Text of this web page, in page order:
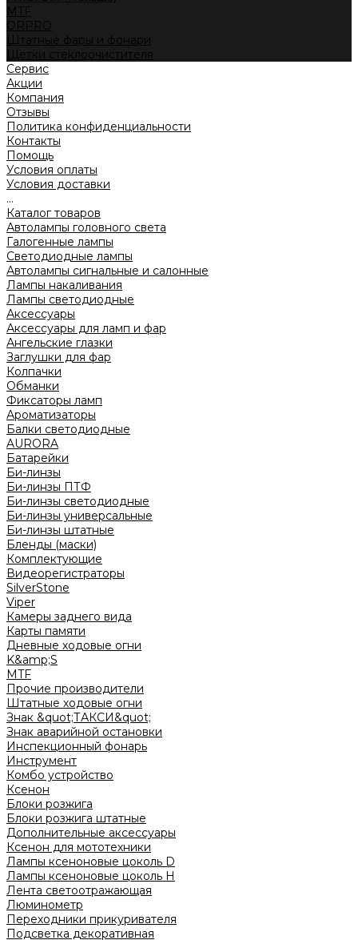
MTF
ORPRO
Штатные фары и фонари
Щетки стеклоочистителя
Сервис
Акции
Компания
Отзывы
Политика конфиденциальности
Контакты
Помощь
Условия оплаты
Условия доставки
...
Каталог товаров
Автолампы головного света
Галогенные лампы
Светодиодные лампы
Автолампы сигнальные и салонные
Лампы накаливания
Лампы светодиодные
Аксессуары
Аксессуары для ламп и фар
Ангельские глазки
Заглушки для фар
Колпачки
Обманки
Фиксаторы ламп
Ароматизаторы
Балки светодиодные
AURORA
Батарейки
Би-линзы
Би-линзы ПТФ
Би-линзы светодиодные
Би-линзы универсальные
Би-линзы штатные
Бленды (маски)
Комплектующие
Видеорегистраторы
SilverStone
Viper
Камеры заднего вида
Карты памяти
Дневные ходовые огни
K&amp;S
MTF
Прочие производители
Штатные ходовые огни
Знак &quot;ТАКСИ&quot;
Знак аварийной остановки
Инспекционный фонарь
Инструмент
Комбо устройство
Ксенон
Блоки розжига
Блоки розжига штатные
Дополнительные аксессуары
Ксенон для мототехники
Лампы ксеноновые цоколь D
Лампы ксеноновые цоколь H
Лента светоотражающая
Люминометр
Переходники прикуривателя
Подсветка декоративная